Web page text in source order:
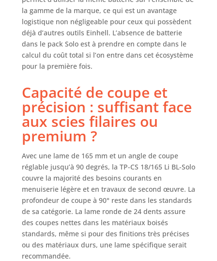
effectués
proprement.
Sécurité – Le
démarrage
progressif et le
l’utilisateur, tandis
que le
verrouillage
bilatéral peut être
droitiers. Batterie
non incluse - La
scie circulaire
portative sans fil
TP-CS 18/165 Li
BL-Solo Einhell est
vendue sans
batterie Power X-
Change ni
chargeur.Ces
la gamme de la marque, ce qui est un avantage
logistique non négligeable pour ceux qui possèdent
déjà d’autres outils Einhell. L’absence de batterie
dans le pack Solo est à prendre en compte dans le
calcul du coût total si l’on entre dans cet écosystème
pour la première fois.
Capacité de coupe et
précision : suffisant face
aux scies filaires ou
premium ?
Avec une lame de 165 mm et un angle de coupe
réglable jusqu’à 90 degrés, la TP-CS 18/165 Li BL-Solo
couvre la majorité des besoins courants en
menuiserie légère et en travaux de second œuvre. La
profondeur de coupe à 90° reste dans les standards
de sa catégorie. La lame ronde de 24 dents assure
des coupes nettes dans les matériaux boisés
standards, même si pour des finitions très précises
ou des matériaux durs, une lame spécifique serait
recommandée.